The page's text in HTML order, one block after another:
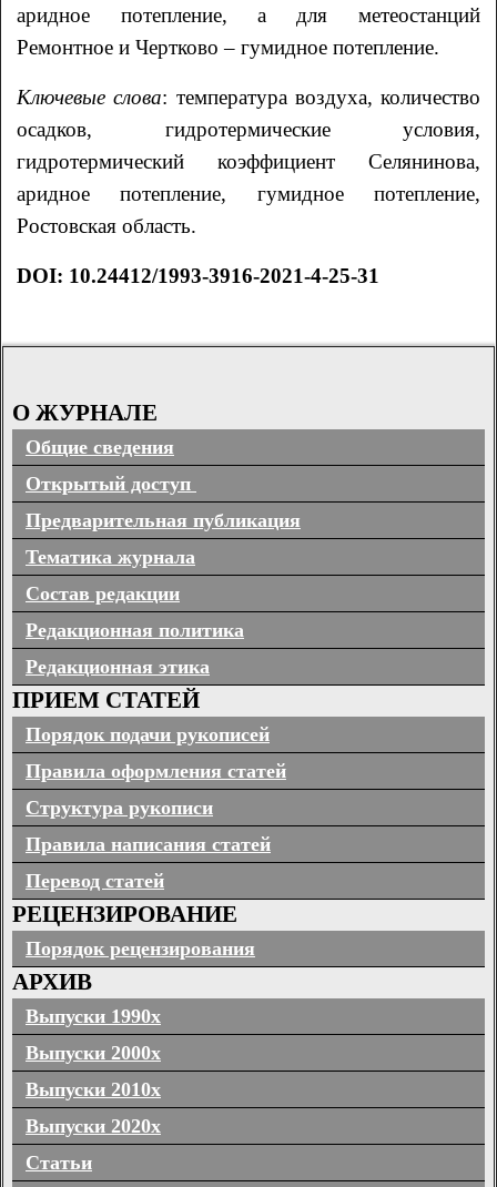
аридное потепление, а для метеостанций
Ремонтное и Чертково – гумидное потепление.
Ключевые слова: температура воздуха, количество
осадков, гидротермические условия,
гидротермический коэффициент Селянинова,
аридное потепление, гумидное потепление,
Ростовская область.
DOI: 10.24412/1993-3916-2021-4-25-31
О ЖУРНАЛЕ
Общие сведения
Открытый доступ
Предварительная публикация
Тематика журнала
Состав редакции
Редакционная политика
Редакционная этика
ПРИЕМ СТАТЕЙ
Порядок подачи рукописей
Правила оформления статей
Структура рукописи
Правила написания статей
Перевод статей
РЕЦЕНЗИРОВАНИЕ
Порядок рецензирования
АРХИВ
Выпуски 1990х
Выпуски 2000х
Выпуски 2010х
Выпуски 2020х
Статьи